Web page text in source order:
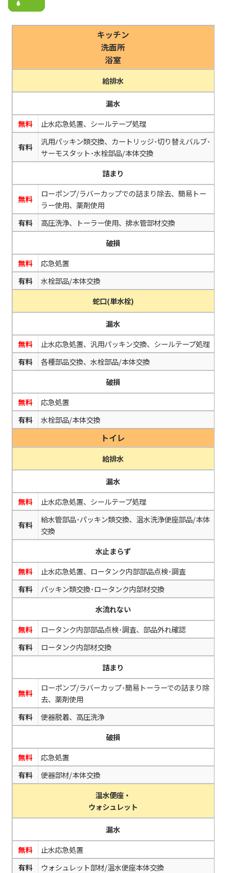
キッチン
洗面所
浴室
給排水
漏水
無料
止水応急処置、シールテープ処理
有料
汎用パッキン類交換、カートリッジ･切り替えバルブ･
サーモスタット･水栓部品/本体交換
詰まり
無料
ローポンプ/ラバーカップでの詰まり除去、簡易トー
ラー使用、薬剤使用
有料
高圧洗浄、トーラー使用、排水管部材交換
破損
無料
応急処置
有料
水栓部品/本体交換
蛇口(単水栓)
漏水
無料
止水応急処置、汎用パッキン交換、シールテープ処理
有料
各種部品交換、水栓部品/本体交換
破損
無料
応急処置
有料
水栓部品/本体交換
トイレ
給排水
漏水
無料
止水応急処置、シールテープ処理
有料
給水管部品･パッキン類交換、温水洗浄便座部品/本体
交換
水止まらず
無料
止水応急処置、ロータンク内部部品点検･調査
有料
パッキン類交換･ロータンク内部材交換
水流れない
無料
ロータンク内部部品点検･調査、部品外れ確認
有料
ロータンク内部材交換
詰まり
無料
ローポンプ/ラバーカップ･簡易トーラーでの詰まり除
去、薬剤使用
有料
便器脱着、高圧洗浄
破損
無料
応急処置
有料
便器部材/本体交換
温水便座・
ウォシュレット
漏水
無料
止水応急処置
有料
ウォシュレット部材/温水便座本体交換